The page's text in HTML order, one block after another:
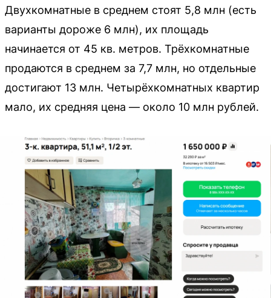
Двухкомнатные в среднем стоят 5,8 млн (есть
варианты дороже 6 млн), их площадь
начинается от 45 кв. метров. Трёхкомнатные
продаются в среднем за 7,7 млн, но отдельные
достигают 13 млн. Четырёхкомнатных квартир
мало, их средняя цена — около 10 млн рублей.